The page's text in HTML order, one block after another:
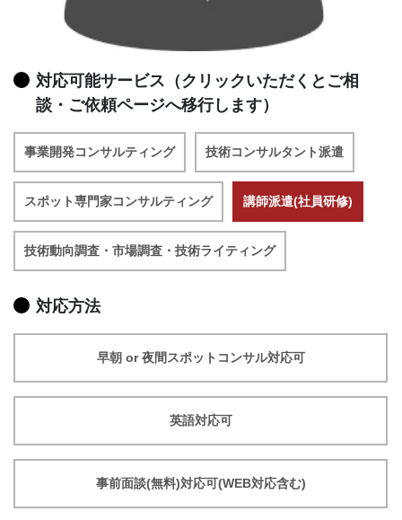
対応可能サービス（クリックいただくとご相
談・ご依頼ページへ移行します）
事業開発コンサルティング 技術コンサルタント派遣
スポット専門家コンサルティング 講師派遣(社員研修)
技術動向調査・市場調査・技術ライティング
対応方法
早朝 or 夜間スポットコンサル対応可
英語対応可
事前面談(無料)対応可(WEB対応含む)